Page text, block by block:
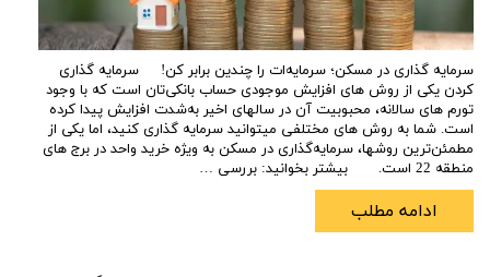
سرمایه گذاری در مسکن؛ سرمایه‌ات را چندین برابر کن! سرمایه گذاری
کردن یکی از روش‎ های افزایش موجودی حساب بانکی‌تان است که با وجود
تورم‎ های سالانه، محبوبیت آن در سال‎های اخیر به‌شدت افزایش پیدا کرده
است. شما به روش ‎های مختلفی می‎توانید سرمایه ‎گذاری کنید، اما یکی از
مطمئن‌ترین روش‎ها، سرمایه‌گذاری در مسکن به ویژه خرید واحد در برج های
منطقه 22 است. بیشتر بخوانید: بررسی …
ادامه مطلب